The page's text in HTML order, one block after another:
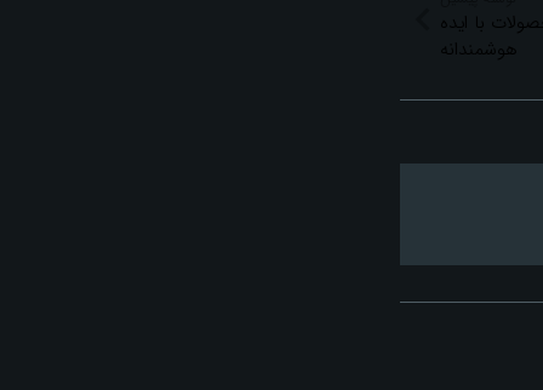
با ایده
هوشمندانه